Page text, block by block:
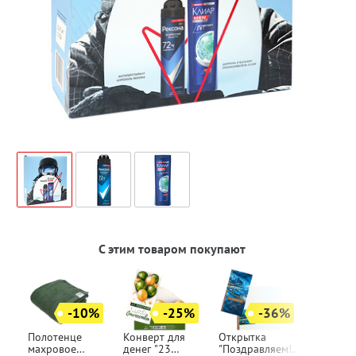
С этим товаром покупают
-10%
Полотенце
махровое
-25%
Конверт для
денег "23
-36%
Открытка
"Поздравляем!",